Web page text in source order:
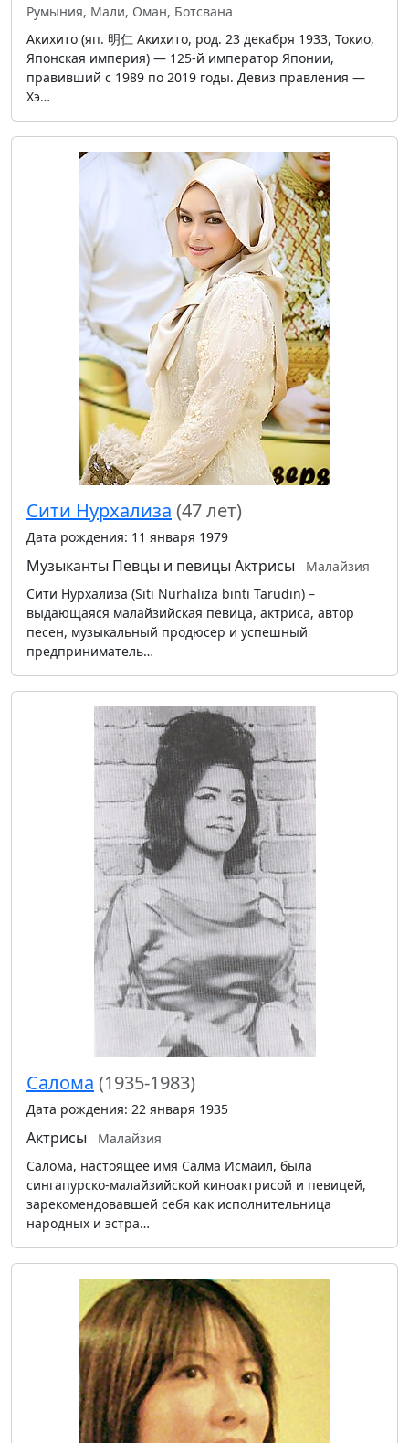
Румыния, Мали, Оман, Ботсвана
Акихито (яп. 明仁 Акихито, род. 23 декабря 1933, Токио,
Японская империя) — 125-й император Японии,
правивший с 1989 по 2019 годы. Девиз правления —
Хэ…
Сити Нурхализа (47 лет)
Дата рождения: 11 января 1979
Музыканты Певцы и певицы Актрисы
Малайзия
Сити Нурхализа (Siti Nurhaliza binti Tarudin) –
выдающаяся малайзийская певица, актриса, автор
песен, музыкальный продюсер и успешный
предприниматель…
Салома (1935-1983)
Дата рождения: 22 января 1935
Актрисы
Малайзия
Салома, настоящее имя Салма Исмаил, была
сингапурско-малайзийской киноактрисой и певицей,
зарекомендовавшей себя как исполнительница
народных и эстра…